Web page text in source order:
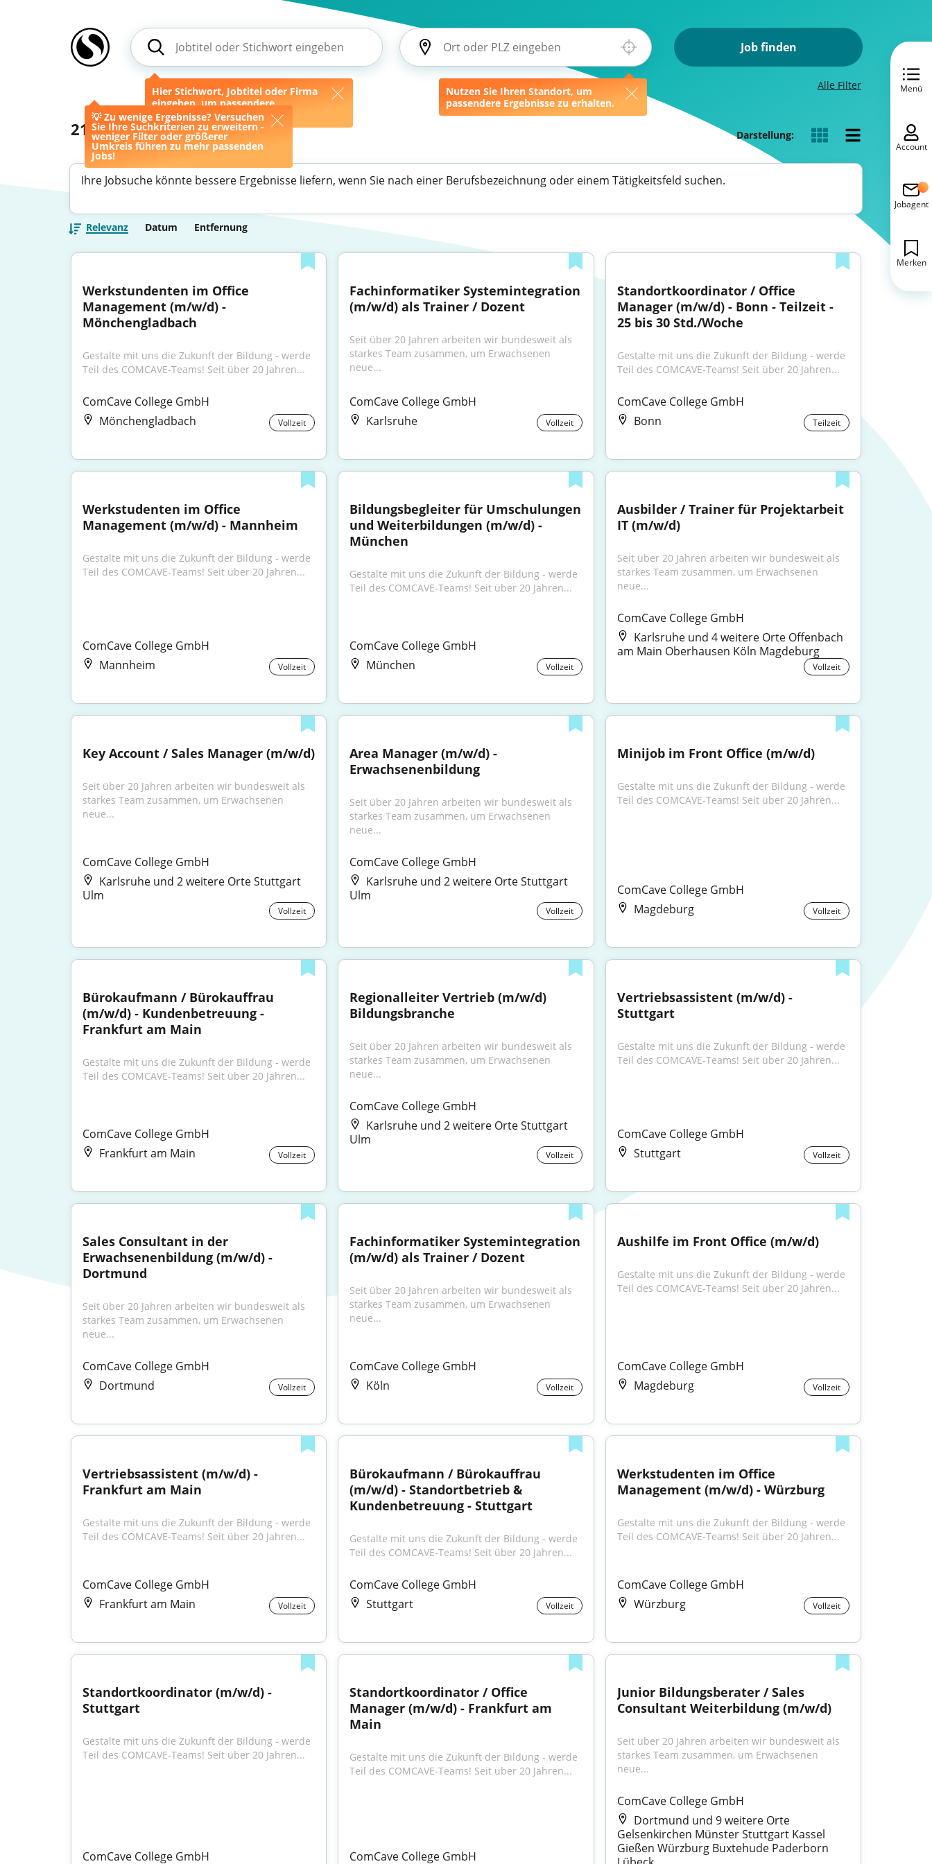
Hier Stichwort, Jobtitel oder Firma
eingeben, um passendere
Ergebnisse zu erhalten.
Nutzen Sie Ihren Standort, um
passendere Ergebnisse zu erhalten.
Job finden
💡 Zu wenige Ergebnisse? Versuchen
Sie Ihre Suchkriterien zu erweitern -
weniger Filter oder größerer
Umkreis führen zu mehr passenden
Jobs!
Alle Filter
21 Jobs Darstellung:
Ihre Jobsuche könnte bessere Ergebnisse liefern, wenn Sie nach einer Berufsbezeichnung oder einem Tätigkeitsfeld suchen.
Relevanz Datum Entfernung
Werkstundenten im Office
Management (m/w/d) -
Mönchengladbach
Gestalte mit uns die Zukunft der Bildung - werde
Teil des COMCAVE-Teams! Seit über 20 Jahren...
ComCave College GmbH
Mönchengladbach
Vollzeit
Fachinformatiker Systemintegration
(m/w/d) als Trainer / Dozent
Seit über 20 Jahren arbeiten wir bundesweit als
starkes Team zusammen, um Erwachsenen
neue...
ComCave College GmbH
Karlsruhe
Vollzeit
Standortkoordinator / Office
Manager (m/w/d) - Bonn - Teilzeit -
25 bis 30 Std./Woche
Gestalte mit uns die Zukunft der Bildung - werde
Teil des COMCAVE-Teams! Seit über 20 Jahren...
ComCave College GmbH
Bonn
Teilzeit
Werkstudenten im Office
Management (m/w/d) - Mannheim
Gestalte mit uns die Zukunft der Bildung - werde
Teil des COMCAVE-Teams! Seit über 20 Jahren...
ComCave College GmbH
Mannheim
Vollzeit
Bildungsbegleiter für Umschulungen
und Weiterbildungen (m/w/d) -
München
Gestalte mit uns die Zukunft der Bildung - werde
Teil des COMCAVE-Teams! Seit über 20 Jahren...
ComCave College GmbH
München
Vollzeit
Ausbilder / Trainer für Projektarbeit
IT (m/w/d)
Seit über 20 Jahren arbeiten wir bundesweit als
starkes Team zusammen, um Erwachsenen
neue...
ComCave College GmbH
Karlsruhe und 4 weitere Orte Offenbach
am Main Oberhausen Köln Magdeburg
Vollzeit
Key Account / Sales Manager (m/w/d)
Seit über 20 Jahren arbeiten wir bundesweit als
starkes Team zusammen, um Erwachsenen
neue...
ComCave College GmbH
Karlsruhe und 2 weitere Orte Stuttgart
Ulm
Vollzeit
Area Manager (m/w/d) -
Erwachsenenbildung
Seit über 20 Jahren arbeiten wir bundesweit als
starkes Team zusammen, um Erwachsenen
neue...
ComCave College GmbH
Karlsruhe und 2 weitere Orte Stuttgart
Ulm
Vollzeit
Minijob im Front Office (m/w/d)
Gestalte mit uns die Zukunft der Bildung - werde
Teil des COMCAVE-Teams! Seit über 20 Jahren...
ComCave College GmbH
Magdeburg
Vollzeit
Bürokaufmann / Bürokauffrau
(m/w/d) - Kundenbetreuung -
Frankfurt am Main
Gestalte mit uns die Zukunft der Bildung - werde
Teil des COMCAVE-Teams! Seit über 20 Jahren...
ComCave College GmbH
Frankfurt am Main
Vollzeit
Regionalleiter Vertrieb (m/w/d)
Bildungsbranche
Seit über 20 Jahren arbeiten wir bundesweit als
starkes Team zusammen, um Erwachsenen
neue...
ComCave College GmbH
Karlsruhe und 2 weitere Orte Stuttgart
Ulm
Vollzeit
Vertriebsassistent (m/w/d) -
Stuttgart
Gestalte mit uns die Zukunft der Bildung - werde
Teil des COMCAVE-Teams! Seit über 20 Jahren...
ComCave College GmbH
Stuttgart
Vollzeit
Sales Consultant in der
Erwachsenenbildung (m/w/d) -
Dortmund
Seit über 20 Jahren arbeiten wir bundesweit als
starkes Team zusammen, um Erwachsenen
neue...
ComCave College GmbH
Dortmund
Vollzeit
Fachinformatiker Systemintegration
(m/w/d) als Trainer / Dozent
Seit über 20 Jahren arbeiten wir bundesweit als
starkes Team zusammen, um Erwachsenen
neue...
ComCave College GmbH
Köln
Vollzeit
Aushilfe im Front Office (m/w/d)
Gestalte mit uns die Zukunft der Bildung - werde
Teil des COMCAVE-Teams! Seit über 20 Jahren...
ComCave College GmbH
Magdeburg
Vollzeit
Vertriebsassistent (m/w/d) -
Frankfurt am Main
Gestalte mit uns die Zukunft der Bildung - werde
Teil des COMCAVE-Teams! Seit über 20 Jahren...
ComCave College GmbH
Frankfurt am Main
Vollzeit
Bürokaufmann / Bürokauffrau
(m/w/d) - Standortbetrieb &
Kundenbetreuung - Stuttgart
Gestalte mit uns die Zukunft der Bildung - werde
Teil des COMCAVE-Teams! Seit über 20 Jahren...
ComCave College GmbH
Stuttgart
Vollzeit
Werkstudenten im Office
Management (m/w/d) - Würzburg
Gestalte mit uns die Zukunft der Bildung - werde
Teil des COMCAVE-Teams! Seit über 20 Jahren...
ComCave College GmbH
Würzburg
Vollzeit
Standortkoordinator (m/w/d) -
Stuttgart
Gestalte mit uns die Zukunft der Bildung - werde
Teil des COMCAVE-Teams! Seit über 20 Jahren...
ComCave College GmbH
Standortkoordinator / Office
Manager (m/w/d) - Frankfurt am
Main
Gestalte mit uns die Zukunft der Bildung - werde
Teil des COMCAVE-Teams! Seit über 20 Jahren...
ComCave College GmbH
Junior Bildungsberater / Sales
Consultant Weiterbildung (m/w/d)
Seit über 20 Jahren arbeiten wir bundesweit als
starkes Team zusammen, um Erwachsenen
neue...
ComCave College GmbH
Dortmund und 9 weitere Orte
Gelsenkirchen Münster Stuttgart Kassel
Gießen Würzburg Buxtehude Paderborn
Menü
Account
Jobagent
Merken